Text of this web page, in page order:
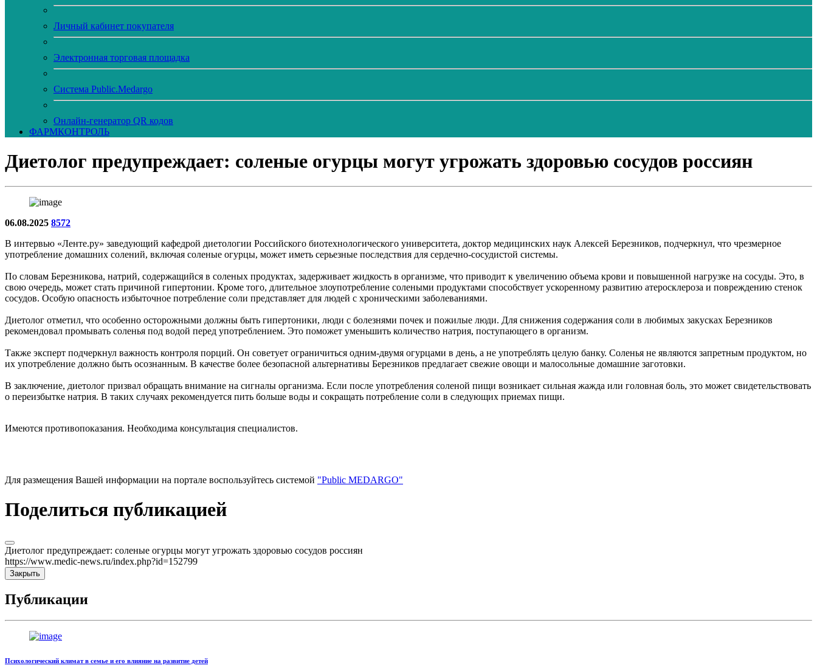
Личный кабинет покупателя
Электронная торговая площадка
Система Public.Medargo
Онлайн-генератор QR кодов
ФАРМКОНТРОЛЬ
Диетолог предупреждает: соленые огурцы могут угрожать здоровью сосудов россиян
06.08.2025 8572
В интервью «Ленте.ру» заведующий кафедрой диетологии Российского биотехнологического университета, доктор медицинских наук Алексей Березников, подчеркнул, что чрезмерное
употребление домашних солений, включая соленые огурцы, может иметь серьезные последствия для сердечно-сосудистой системы.
По словам Березникова, натрий, содержащийся в соленых продуктах, задерживает жидкость в организме, что приводит к увеличению объема крови и повышенной нагрузке на сосуды. Это, в
свою очередь, может стать причиной гипертонии. Кроме того, длительное злоупотребление солеными продуктами способствует ускоренному развитию атеросклероза и повреждению стенок
сосудов. Особую опасность избыточное потребление соли представляет для людей с хроническими заболеваниями.
Диетолог отметил, что особенно осторожными должны быть гипертоники, люди с болезнями почек и пожилые люди. Для снижения содержания соли в любимых закусках Березников
рекомендовал промывать соленья под водой перед употреблением. Это поможет уменьшить количество натрия, поступающего в организм.
Также эксперт подчеркнул важность контроля порций. Он советует ограничиться одним-двумя огурцами в день, а не употреблять целую банку. Соленья не являются запретным продуктом, но
их употребление должно быть осознанным. В качестве более безопасной альтернативы Березников предлагает свежие овощи и малосольные домашние заготовки.
В заключение, диетолог призвал обращать внимание на сигналы организма. Если после употребления соленой пищи возникает сильная жажда или головная боль, это может свидетельствовать
о переизбытке натрия. В таких случаях рекомендуется пить больше воды и сокращать потребление соли в следующих приемах пищи.
Имеются противопоказания. Необходима консультация специалистов.
Для размещения Вашей информации на портале воспользуйтесь системой "Public MEDARGO"
Поделиться публикацией
Диетолог предупреждает: соленые огурцы могут угрожать здоровью сосудов россиян
https://www.medic-news.ru/index.php?id=152799
Закрыть
Публикации
Психологический климат в семье и его влияние на развитие детей